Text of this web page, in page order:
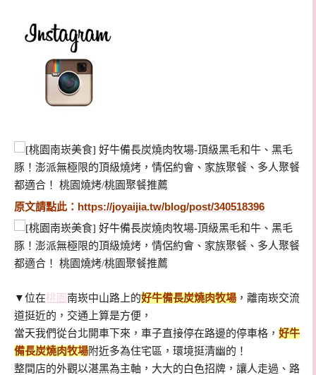
原文請點此： https://joyaijia.tw/blog/post/340518396
▼位在桃園南崁中山路上的好牛備長炭燒肉牧場 ， 離南崁交流
道挺近的，交通上算是方便，
當天我們從台北開車下來，車子直接停在路邊的停車格， 好牛
備長炭燒肉牧場附近多為住宅區，環境挺清幽的！
整間店的外觀以湛黑為主軸，大大的白色招牌，讓人走過、路